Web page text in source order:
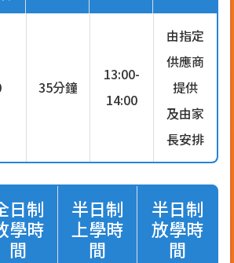
35分鐘
13:00-
14:00
由指定
供應商
提供
及由家
長安排
日制
學時
間
半日制
上學時
間
半日制
放學時
間